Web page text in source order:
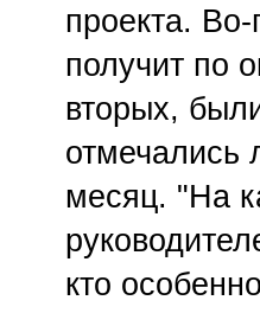
проекта.
получит по
вторых,
отмечались
месяц. "На
кто